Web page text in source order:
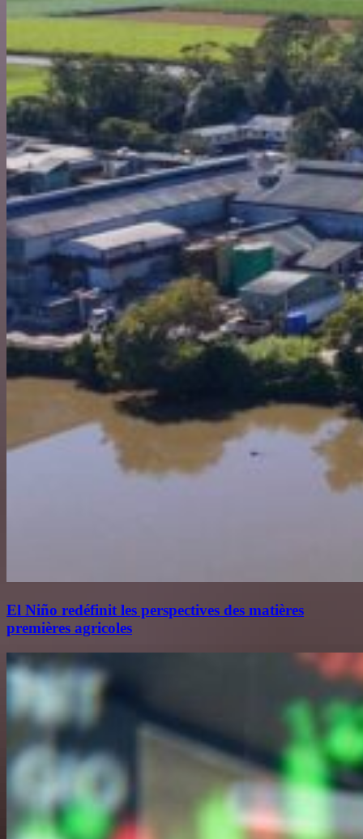
El Niño redéfinit les perspectives des matières
premières agricoles